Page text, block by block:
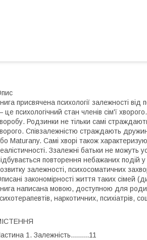
присвячена психології залежності від
це психологічний стан членів сім'ї
Родзинки не тільки самі
Співзалежністю страждають
Maturany. Самі хворі також
Ззалежні батьки не можуть
повторення небажаних подій у
залежності, психосоматичних
закономірності життя таких сімей
написана мовою, доступною для
наркотичних, психіатрів,
1. Залежність.........11